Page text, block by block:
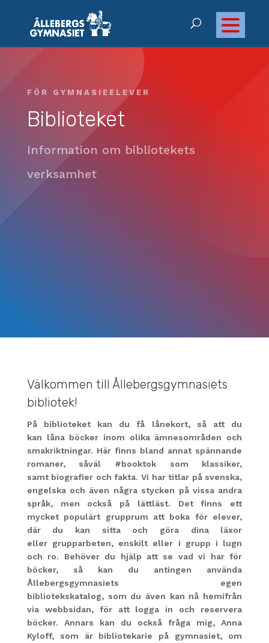
FÖR GYMNASIEELEVER
Biblioteket
Information om bibliotekets
verksamhet
Välkommen till Ållebergsgymnasiets
bibliotek!
På biblioteket kan du få lånekort, så att du
kan låna böcker inom olika ämnesområden och
smakriktningar. Här finns bland annat spännande
romaner, såväl #booktok som klassiker,
samt biografier och fakta. Vi har titlar på svenska,
engelska och även några stycken på vissa andra
språk, men också på lättläst. Det finns ett
mycket populärt grupprum att boka för elever,
där du kan sitta och göra dina läxor
eller grupparbeten, enskilt eller i grupp i lugn
och ro. Behöver du hjälp att se vad vi har för
böcker, så kan du antingen använda
Ållebergsgymnasiets egen
bibliotekskatalog, som du även kan nå hemifrån
via webbsidan, för att logga in och reservera
böcker. Annars kan du också fråga mig, Anna
Kyloff, som är bibliotekarie på gymnasiet, om